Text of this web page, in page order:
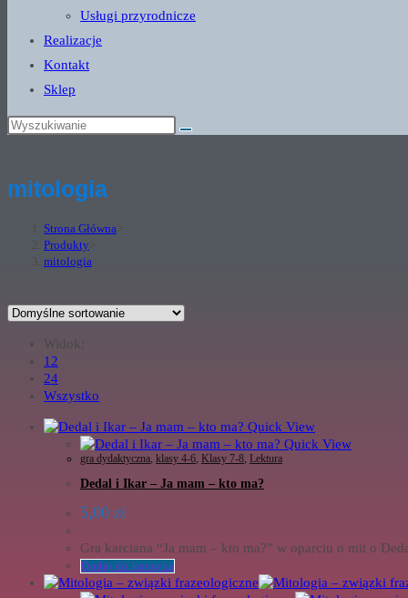
Usługi przyrodnicze
Realizacje
Kontakt
Sklep
mitologia
Strona Główna
Produkty
mitologia
Widok:
12
24
Wszystko
Quick View
Quick View
gra dydaktyczna klasy 4-6 Klasy 7-8 Lektura
Dedal i Ikar – Ja mam – kto ma?
5,00 zł
Gra karciana “Ja mam – kto ma?” w oparciu o mit o
Dodaj do koszyka